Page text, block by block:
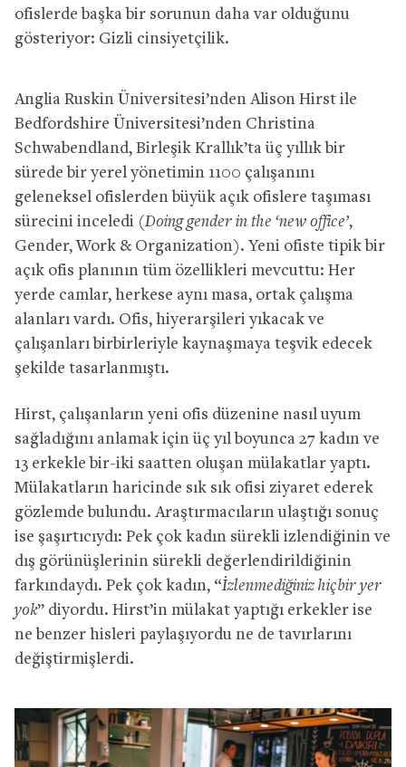
ofislerde başka bir sorunun daha var olduğunu
gösteriyor: Gizli cinsiyetçilik.
Anglia Ruskin Üniversitesi’nden Alison Hirst ile
Bedfordshire Üniversitesi’nden Christina
Schwabendland, Birleşik Krallık’ta üç yıllık bir
sürede bir yerel yönetimin 1100 çalışanını
geleneksel ofislerden büyük açık ofislere taşıması
sürecini inceledi (Doing gender in the ‘new office’,
Gender, Work & Organization). Yeni ofiste tipik bir
açık ofis planının tüm özellikleri mevcuttu: Her
yerde camlar, herkese aynı masa, ortak çalışma
alanları vardı. Ofis, hiyerarşileri yıkacak ve
çalışanları birbirleriyle kaynaşmaya teşvik edecek
şekilde tasarlanmıştı.
Hirst, çalışanların yeni ofis düzenine nasıl uyum
sağladığını anlamak için üç yıl boyunca 27 kadın ve
13 erkekle bir-iki saatten oluşan mülakatlar yaptı.
Mülakatların haricinde sık sık ofisi ziyaret ederek
gözlemde bulundu. Araştırmacıların ulaştığı sonuç
ise şaşırtıcıydı: Pek çok kadın sürekli izlendiğinin ve
dış görünüşlerinin sürekli değerlendirildiğinin
farkındaydı. Pek çok kadın, “İzlenmediğiniz hiçbir yer
yok” diyordu. Hirst’in mülakat yaptığı erkekler ise
ne benzer hisleri paylaşıyordu ne de tavırlarını
değiştirmişlerdi.